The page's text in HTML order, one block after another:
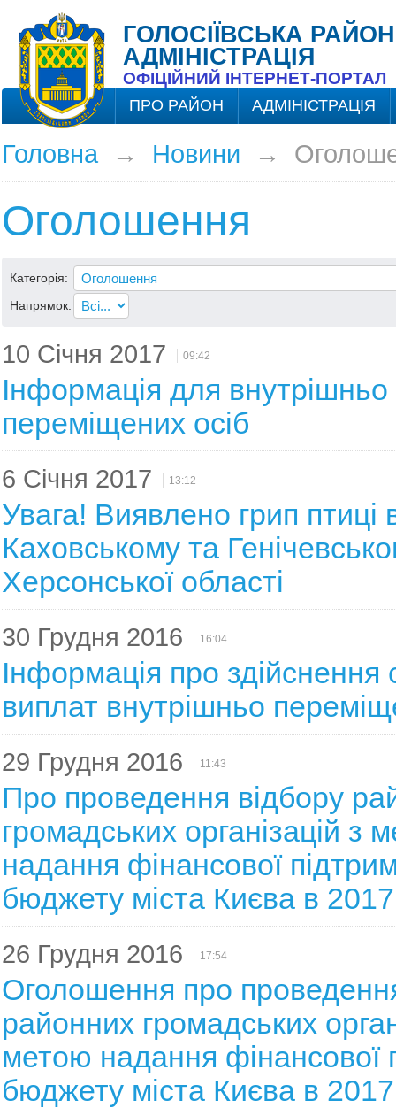
ГОЛОСІЇВСЬКА
АДМІНІСТРАЦІЯ
ОФІЦІЙНИЙ ІНТЕРНЕТ-ПОРТАЛ
ПРО РАЙОН АДМІНІСТРАЦІЯ
Головна→ Новини →
Оголошення
Категорія:
Напрямок:
10 Січня 2017 09:42
Інформація для внутрішньо
переміщених осіб
6 Січня 2017 13:12
Увага! Виявлено грип птиці
Каховському та
Херсонської області
30 Грудня 2016 16:04
Інформація про здійснення
виплат внутрішньо
29 Грудня 2016 11:43
Про проведення відбору
громадських організацій з
надання фінансової
бюджету міста Києва в 2017
26 Грудня 2016 17:54
Оголошення про
районних громадських
метою надання фінансової
бюджету міста Києва в 2017